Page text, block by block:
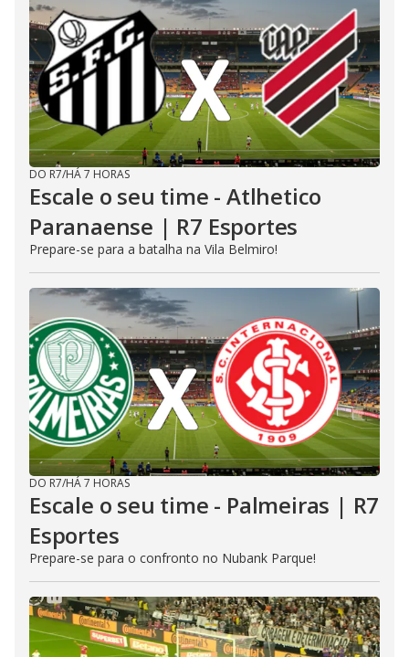
DO R7/HÁ 7 HORAS
Escale o seu time - Atlhetico
Paranaense | R7 Esportes
Prepare-se para a batalha na Vila Belmiro!
DO R7/HÁ 7 HORAS
Escale o seu time - Palmeiras | R7
Esportes
Prepare-se para o confronto no Nubank Parque!